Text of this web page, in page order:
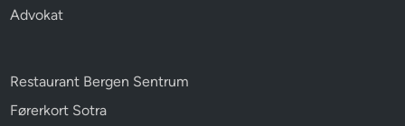
Advokat
Restaurant Bergen Sentrum
Førerkort Sotra